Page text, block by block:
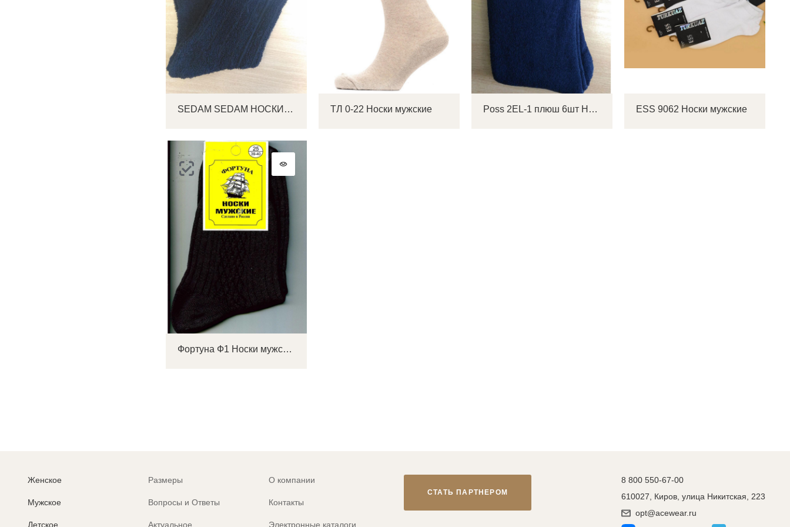
SEDAM SEDAM НОСКИ муж махровый Носки мужские ТЛ 0-22 Носки мужские Poss 2EL-1 плюш 6шт Носки мужские ESS 9062 Носки мужские
Фортуна Ф1 Носки мужские
Женское
Мужское
Детское
Размеры
Вопросы и Ответы
Актуальное
О компании
Контакты
Электронные каталоги
СТАТЬ ПАРТНЕРОМ
8 800 550-67-00
610027, Киров, улица Никитская, 223
opt@acewear.ru